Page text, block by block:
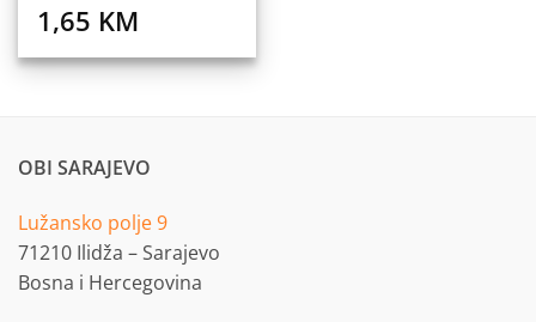
1,65 KM
OBI SARAJEVO
Lužansko polje 9
71210 Ilidža – Sarajevo
Bosna i Hercegovina